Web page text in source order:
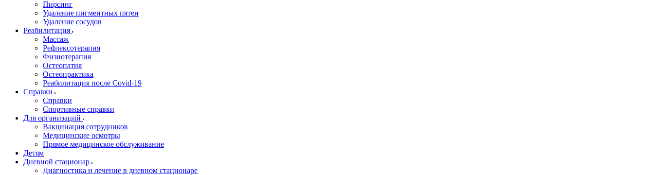
Пирсинг
Удаление пигментных пятен
Удаление сосудов
Реабилитация
Массаж
Рефлексотерапия
Физиотерапия
Остеопатия
Остеопрактика
Реабилитация после Covid-19
Справки
Справки
Спортивные справки
Для организаций
Вакцинация сотрудников
Медицинские осмотры
Прямое медицинское обслуживание
Детям
Дневной стационар
Диагностика и лечение в дневном стационаре